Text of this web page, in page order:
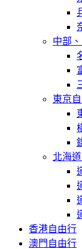
中部
東京
北海
香港自由行
澳門自由行